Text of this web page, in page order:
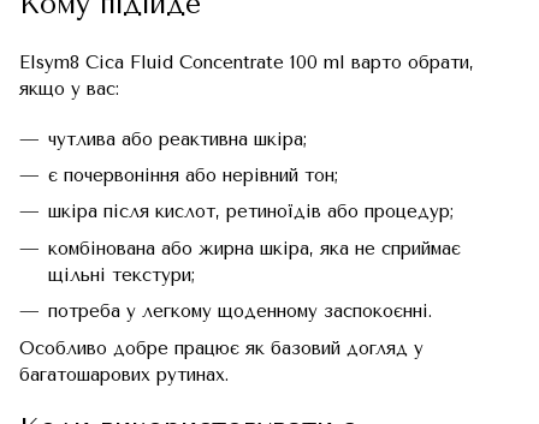
Elsym8 Cica Fluid Concentrate 100 ml варто обрати,
якщо у вас:
чутлива або реактивна шкіра;
є почервоніння або нерівний тон;
шкіра після кислот, ретиноїдів або процедур;
комбінована або жирна шкіра, яка не сприймає
щільні текстури;
потреба у легкому щоденному заспокоєнні.
Особливо добре працює як базовий догляд у
багатошарових рутинах.